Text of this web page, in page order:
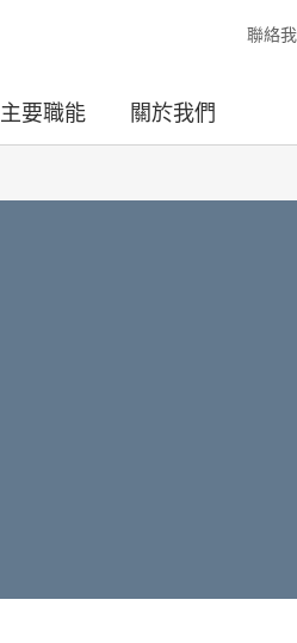
聯絡
主要職能 關於我們